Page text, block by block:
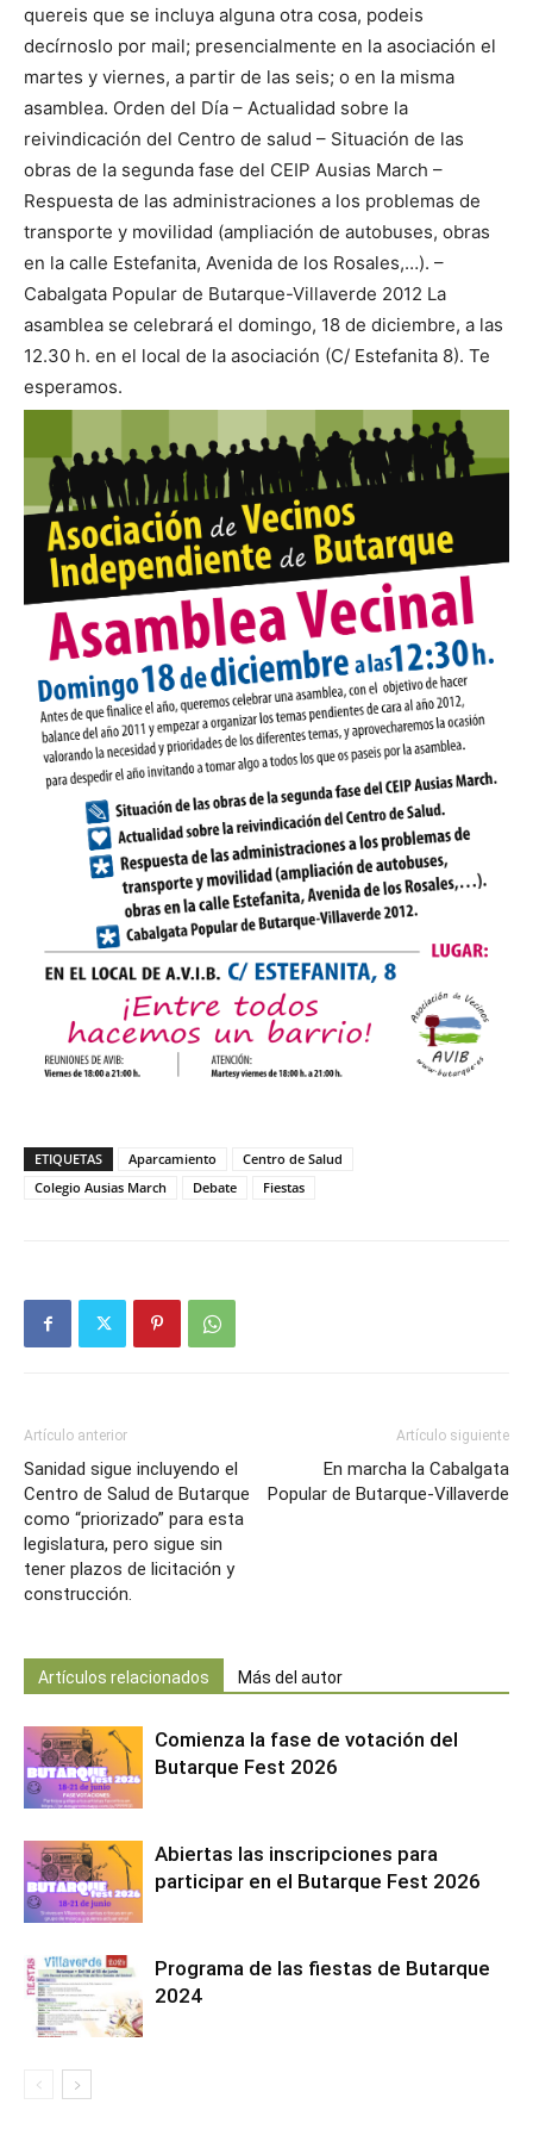
quereis que se incluya alguna otra cosa, podeis
decírnoslo por mail; presencialmente en la asociación el
martes y viernes, a partir de las seis; o en la misma
asamblea. Orden del Día – Actualidad sobre la
reivindicación del Centro de salud – Situación de las
obras de la segunda fase del CEIP Ausias March –
Respuesta de las administraciones a los problemas de
transporte y movilidad (ampliación de autobuses, obras
en la calle Estefanita, Avenida de los Rosales,…). –
Cabalgata Popular de Butarque-Villaverde 2012 La
asamblea se celebrará el domingo, 18 de diciembre, a las
12.30 h. en el local de la asociación (C/ Estefanita 8). Te
esperamos.
ETIQUETAS Aparcamiento
Centro de Salud
Colegio Ausias March
Debate Fiestas
Artículo anterior
Sanidad sigue incluyendo el
Centro de Salud de Butarque
como “priorizado” para esta
legislatura, pero sigue sin
tener plazos de licitación y
construcción.
Artículo siguiente
En marcha la Cabalgata
Popular de Butarque-Villaverde
Artículos relacionados Más del autor
Comienza la fase de votación del
Butarque Fest 2026
Abiertas las inscripciones para
participar en el Butarque Fest 2026
Programa de las fiestas de Butarque
2024